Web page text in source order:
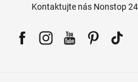
Kontaktujte nás Nonstop